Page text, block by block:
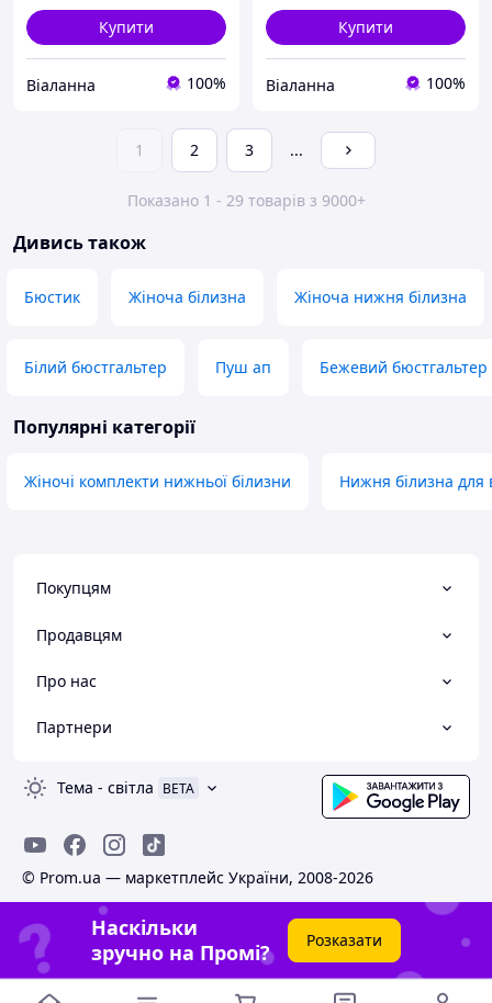
Купити
Віаланна 100%
Купити
Віаланна 100%
1 2 3 ...
Показано 1 - 29 товарів з 9000+
Дивись також
Бюстик Жіноча білизна Жіноча нижня білизна
Білий бюстгальтер Пуш ап Бежевий
Популярні категорії
Жіночі комплекти нижньої білизни Нижня білизна для
Покупцям
Продавцям
Про нас
Партнери
Тема - світла BETA
© Prom.ua — маркетплейс України, 2008-2026
Наскільки
зручно на Промі?
Розказати